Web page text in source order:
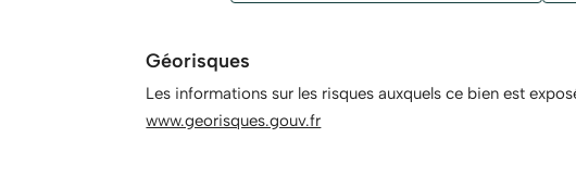
Géorisques
Les informations sur les risques auxquels ce bien est
www.georisques.gouv.fr